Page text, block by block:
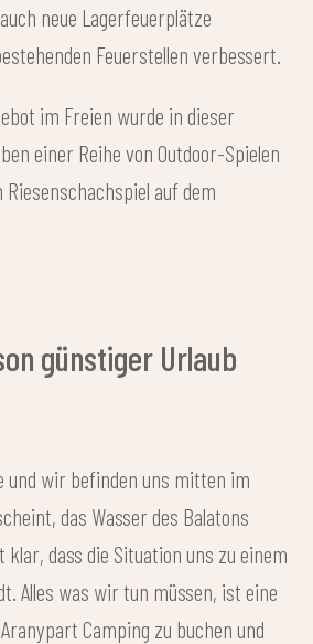
neue Lagerfeuerplätze
Feuerstellen verbessert.
im Freien wurde in dieser
einer Reihe von Outdoor-Spielen
auf dem
günstiger Urlaub
und wir befinden uns mitten im
das Wasser des Balatons
dass die Situation uns zu einem
Alles was wir tun müssen, ist eine
Camping zu buchen und